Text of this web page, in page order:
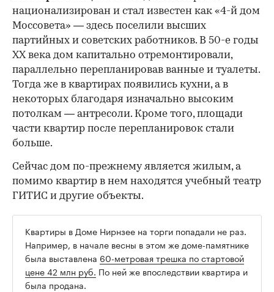
национализирован и стал известен как «4-й дом
Моссовета» — здесь поселили высших
партийных и советских работников. В 50-е годы
ХХ века дом капитально отремонтировали,
параллельно перепланировав ванные и туалеты.
Тогда же в квартирах появились кухни, а в
некоторых благодаря изначально высоким
потолкам — антресоли. Кроме того, площади
части квартир после перепланировок стали
больше.
Сейчас дом по-прежнему является жилым, а
помимо квартир в нем находятся учебный театр
ГИТИС и другие объекты.
Квартиры в Доме Нирнзее на торги попадали не раз.
Например, в начале весны в этом же доме-памятнике
была выставлена 60-метровая трешка по стартовой
цене 42 млн руб. По ней же впоследствии квартира и
была продана.